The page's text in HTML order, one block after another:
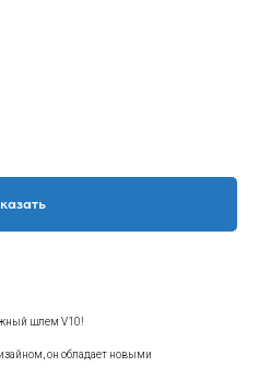
шлем V10!
он обладает новыми